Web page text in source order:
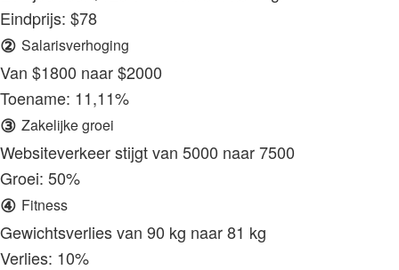
Eindprijs: $78
② Salarisverhoging
Van $1800 naar $2000
Toename: 11,11%
③ Zakelijke groei
Websiteverkeer stijgt van 5000 naar 7500
Groei: 50%
④ Fitness
Gewichtsverlies van 90 kg naar 81 kg
Verlies: 10%